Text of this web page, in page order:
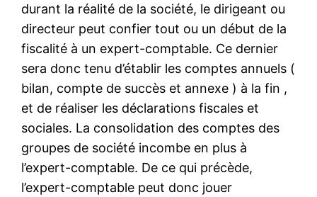
durant la réalité de la société, le dirigeant ou
directeur peut confier tout ou un début de la
fiscalité à un expert-comptable. Ce dernier
sera donc tenu d’établir les comptes annuels (
bilan, compte de succès et annexe ) à la fin ,
et de réaliser les déclarations fiscales et
sociales. La consolidation des comptes des
groupes de société incombe en plus à
l’expert-comptable. De ce qui précède,
l’expert-comptable peut donc jouer